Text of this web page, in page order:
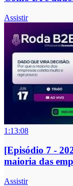
Assistir
1:13:08
[Episódio 7 -
maioria das
Assistir